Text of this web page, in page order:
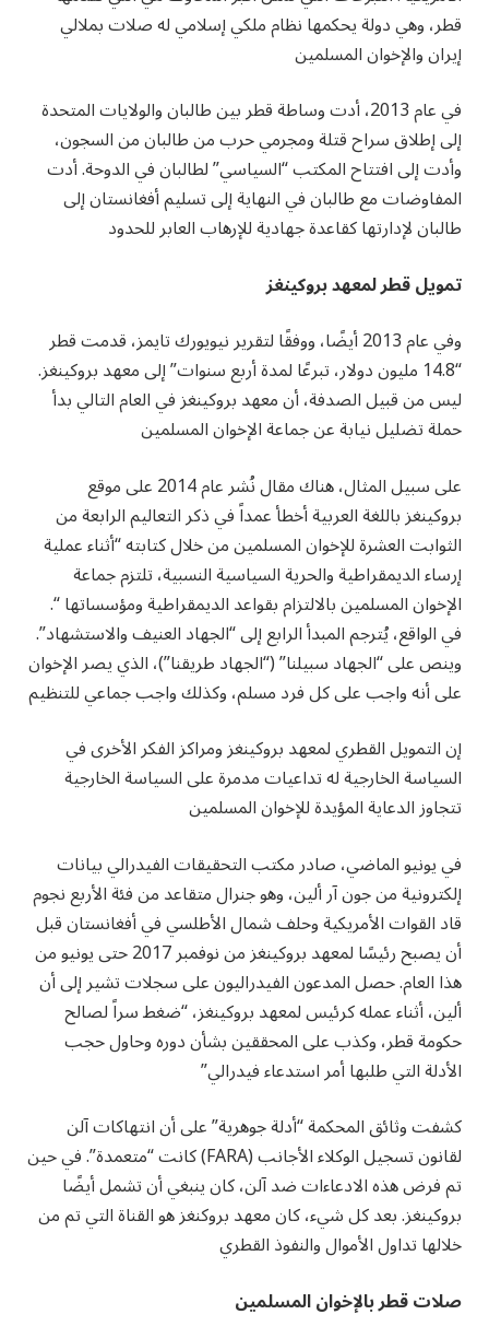
قطر، وهي دولة يحكمها نظام ملكي إسلامي له صلات بملالي
إيران والإخوان المسلمين
في عام 2013، أدت وساطة قطر بين طالبان والولايات المتحدة
إلى إطلاق سراح قتلة ومجرمي حرب من طالبان من السجون،
وأدت إلى افتتاح المكتب “السياسي” لطالبان في الدوحة. أدت
المفاوضات مع طالبان في النهاية إلى تسليم أفغانستان إلى
طالبان لإدارتها كقاعدة جهادية للإرهاب العابر للحدود
تمويل قطر لمعهد بروكينغز
وفي عام 2013 أيضًا، ووفقًا لتقرير نيويورك تايمز، قدمت قطر
“14.8 مليون دولار، تبرعًا لمدة أربع سنوات” إلى معهد بروكينغز.
ليس من قبيل الصدفة، أن معهد بروكينغز في العام التالي بدأ
حملة تضليل نيابة عن جماعة الإخوان المسلمين
على سبيل المثال، هناك مقال نُشر عام 2014 على موقع
بروكينغز باللغة العربية أخطأ عمداً في ذكر التعاليم الرابعة من
الثوابت العشرة للإخوان المسلمين من خلال كتابته “أثناء عملية
إرساء الديمقراطية والحرية السياسية النسبية، تلتزم جماعة
الإخوان المسلمين بالالتزام بقواعد الديمقراطية ومؤسساتها “.
في الواقع، يُترجم المبدأ الرابع إلى “الجهاد العنيف والاستشهاد”.
وينص على “الجهاد سبيلنا” (“الجهاد طريقنا”)، الذي يصر الإخوان
على أنه واجب على كل فرد مسلم، وكذلك واجب جماعي للتنظيم
إن التمويل القطري لمعهد بروكينغز ومراكز الفكر الأخرى في
السياسة الخارجية له تداعيات مدمرة على السياسة الخارجية
تتجاوز الدعاية المؤيدة للإخوان المسلمين
في يونيو الماضي، صادر مكتب التحقيقات الفيدرالي بيانات
إلكترونية من جون آر ألين، وهو جنرال متقاعد من فئة الأربع نجوم
قاد القوات الأمريكية وحلف شمال الأطلسي في أفغانستان قبل
أن يصبح رئيسًا لمعهد بروكينغز من نوفمبر 2017 حتى يونيو من
هذا العام. حصل المدعون الفيدراليون على سجلات تشير إلى أن
ألين، أثناء عمله كرئيس لمعهد بروكينغز، “ضغط سراً لصالح
حكومة قطر، وكذب على المحققين بشأن دوره وحاول حجب
الأدلة التي طلبها أمر استدعاء فيدرالي”
كشفت وثائق المحكمة “أدلة جوهرية” على أن انتهاكات آلن
لقانون تسجيل الوكلاء الأجانب (FARA) كانت “متعمدة”. في حين
تم فرض هذه الادعاءات ضد آلن، كان ينبغي أن تشمل أيضًا
بروكينغز. بعد كل شيء، كان معهد بروكنغز هو القناة التي تم من
خلالها تداول الأموال والنفوذ القطري
صلات قطر بالإخوان المسلمين